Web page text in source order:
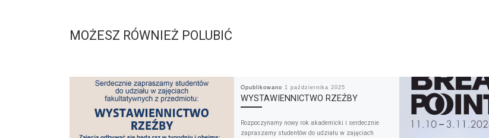
MOŻESZ RÓWNIEŻ POLUBIĆ
Opublikowano 1 października 2025
WYSTAWIENNICTWO RZEŹBY
Rozpoczynamy nowy rok akademicki i serdecznie
zapraszamy studentów do udziału w zajęciach